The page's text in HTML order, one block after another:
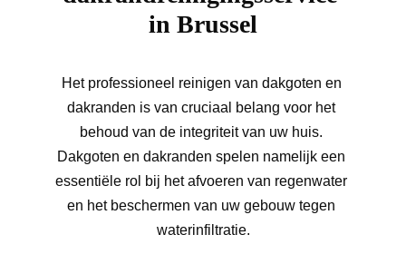
in Brussel
Het professioneel reinigen van dakgoten en
dakranden is van cruciaal belang voor het
behoud van de integriteit van uw huis.
Dakgoten en dakranden spelen namelijk een
essentiële rol bij het afvoeren van regenwater
en het beschermen van uw gebouw tegen
waterinfiltratie.